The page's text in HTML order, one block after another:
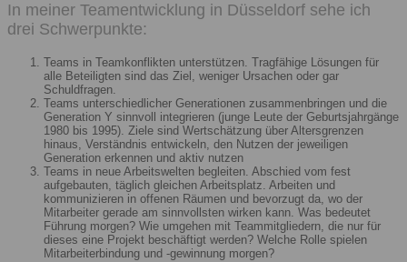
In meiner Teamentwicklung in Düsseldorf sehe ich
drei Schwerpunkte:
Teams in Teamkonflikten unterstützen. Tragfähige Lösungen für
alle Beteiligten sind das Ziel, weniger Ursachen oder gar
Schuldfragen.
Teams unterschiedlicher Generationen zusammenbringen und die
Generation Y sinnvoll integrieren (junge Leute der Geburtsjahrgänge
1980 bis 1995). Ziele sind Wertschätzung über Altersgrenzen
hinaus, Verständnis entwickeln, den Nutzen der jeweiligen
Generation erkennen und aktiv nutzen
Teams in neue Arbeitswelten begleiten. Abschied vom fest
aufgebauten, täglich gleichen Arbeitsplatz. Arbeiten und
kommunizieren in offenen Räumen und bevorzugt da, wo der
Mitarbeiter gerade am sinnvollsten wirken kann. Was bedeutet
Führung morgen? Wie umgehen mit Teammitgliedern, die nur für
dieses eine Projekt beschäftigt werden? Welche Rolle spielen
Mitarbeiterbindung und -gewinnung morgen?